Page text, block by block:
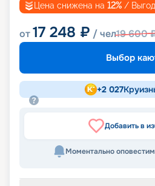
Цена снижена на 12% /
от17 248 ₽ / чел19 600
Выбор
+2 027
Добавить в
Моментально